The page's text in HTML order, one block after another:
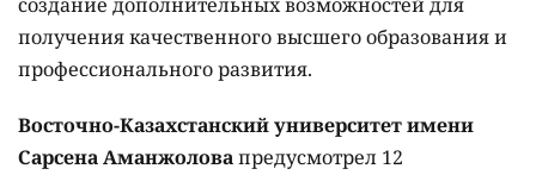
получения качественного высшего образования и
профессионального развития.
Восточно-Казахстанский университет имени
Сарсена Аманжоловапредусмотрел 12